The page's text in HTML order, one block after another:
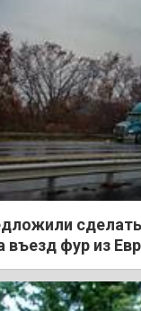
въезд фур из